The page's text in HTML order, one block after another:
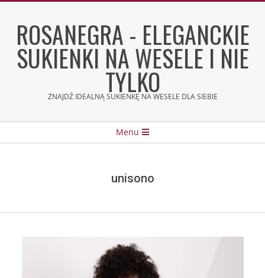
contentROSANEGRA - ELEGANCKIE
SUKIENKI NA WESELE I NIE
TYLKO
ZNAJDŹ IDEALNĄ SUKIENKĘ NA WESELE DLA SIEBIE
Menu
unisono